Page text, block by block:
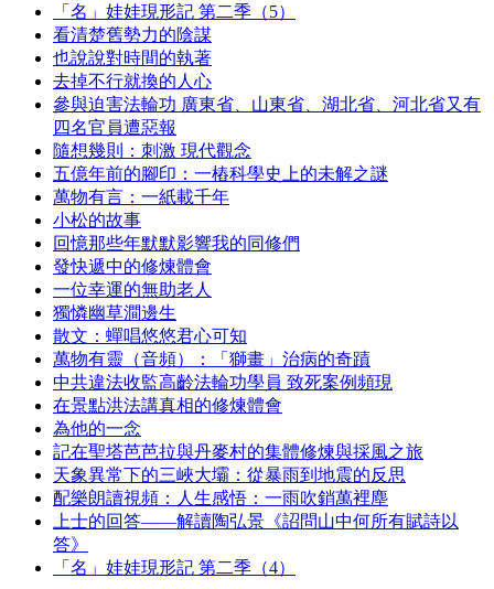
「名」娃娃現形記 第二季（5）
看清楚舊勢力的陰謀
也說說對時間的執著
去掉不行就換的人心
參與迫害法輪功 廣東省、山東省、湖北省、河北省又有
四名官員遭惡報
隨想幾則：刺激 現代觀念
五億年前的腳印：一樁科學史上的未解之謎
萬物有言：一紙載千年
小松的故事
回憶那些年默默影響我的同修們
發快遞中的修煉體會
一位幸運的無助老人
獨憐幽草澗邊生
散文：蟬唱悠悠君心可知
萬物有靈（音頻）：「獅畫」治病的奇蹟
中共違法收監高齡法輪功學員 致死案例頻現
在景點洪法講真相的修煉體會
為他的一念
記在聖塔芭芭拉與丹麥村的集體修煉與採風之旅
天象異常下的三峽大壩：從暴雨到地震的反思
配樂朗讀視頻：人生感悟：一雨吹銷萬裡塵
上士的回答——解讀陶弘景《詔問山中何所有賦詩以
答》
「名」娃娃現形記 第二季（4）